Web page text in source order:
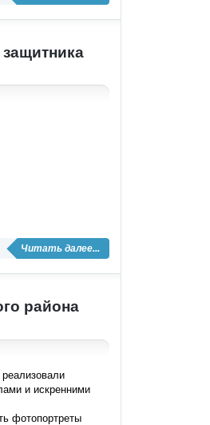
Читать далее...
района
и искренними
фотопортреты